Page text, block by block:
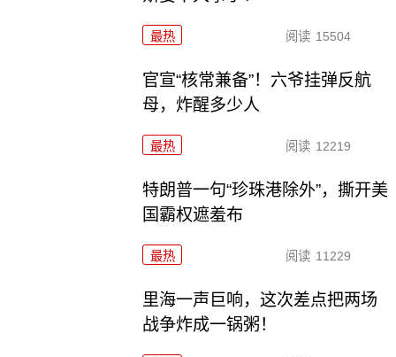
最热 阅读 15504
官宣“核常兼备”！六爷挂弹反航
母，炸醒多少人
最热 阅读 12219
特朗普一句“珍珠港除外”，撕开美
国霸权遮羞布
最热 阅读 11229
里海一声巨响，这次差点把两场
战争炸成一锅粥！